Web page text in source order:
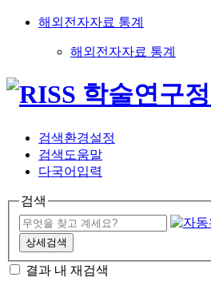
해외전자자료 통계
해외전자자료 통계
검색환경설정
검색도움말
다국어입력
검색
상세검색
결과 내 재검색